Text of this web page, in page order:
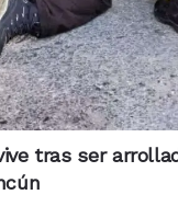
tras ser